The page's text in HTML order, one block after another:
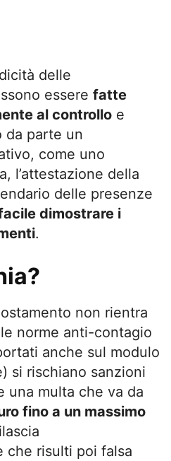
delle
essere fatte
al controllo e
da parte un
come uno
l’attestazione della
delle presenze
dimostrare i
.
non rientra
norme anti-contagio
anche sul modulo
si rischiano sanzioni
una multa che va da
fino a un massimo
che risulti poi falsa